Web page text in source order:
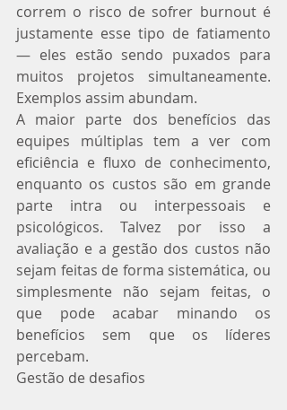
correm o risco de sofrer burnout é
justamente esse tipo de fatiamento
— eles estão sendo puxados para
muitos projetos simultaneamente.
Exemplos assim abundam.
A maior parte dos benefícios das
equipes múltiplas tem a ver com
eficiência e fluxo de conhecimento,
enquanto os custos são em grande
parte intra ou interpessoais e
psicológicos. Talvez por isso a
avaliação e a gestão dos custos não
sejam feitas de forma sistemática, ou
simplesmente não sejam feitas, o
que pode acabar minando os
benefícios sem que os líderes
percebam.
Gestão de desafios